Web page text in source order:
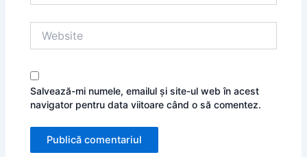
Salvează-mi numele, emailul și site-ul web în acest
navigator pentru data viitoare când o să comentez.